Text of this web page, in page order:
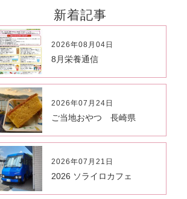
新着記事
2026年08月04日
8月栄養通信
2026年07月24日
ご当地おやつ 長崎県
2026年07月21日
2026 ソライロカフェ